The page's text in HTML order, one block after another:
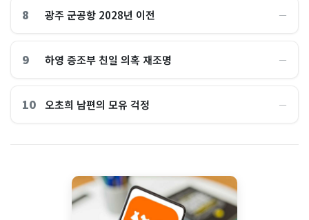
8 광주 군공항 2028년 이전 ―
9 하영 증조부 친일 의혹 재조명 ―
10 오초희 남편의 모유 걱정 ―